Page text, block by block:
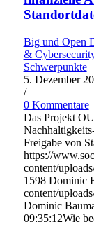
Big und Open
&
Schwerpunkte
5. Dezember
/
0 Kommentare
Das Projekt
Freigabe von
https://
content/
1598 Dominic
content/
Dominic
09:35:12Wie